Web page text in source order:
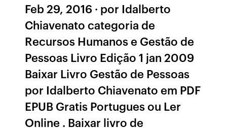
Feb 29, 2016 · por Idalberto
Chiavenato categoria de
Recursos Humanos e Gestão de
Pessoas Livro Edição 1 jan 2009
Baixar Livro Gestão de Pessoas
por Idalberto Chiavenato em PDF
EPUB Gratis Portugues ou Ler
Online . Baixar livro de